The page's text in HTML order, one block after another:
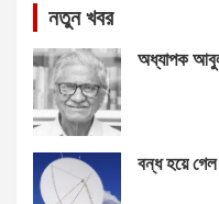
নতুন খবর
অধ্যাপক
বন্ধ হয়ে